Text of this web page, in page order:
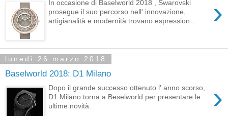
›
In occasione di Baselworld 2018 , Swarovski
prosegue il suo percorso nell' innovazione,
artigianalità e modernità trovano espression...
lunedì 26 marzo 2018
Baselworld 2018: D1 Milano
›
Dopo il grande successo ottenuto l' anno scorso,
D1 Milano torna a Beselworld per presentare le
ultime novità.